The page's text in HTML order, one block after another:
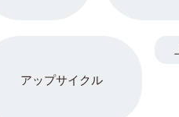
アップサイクル